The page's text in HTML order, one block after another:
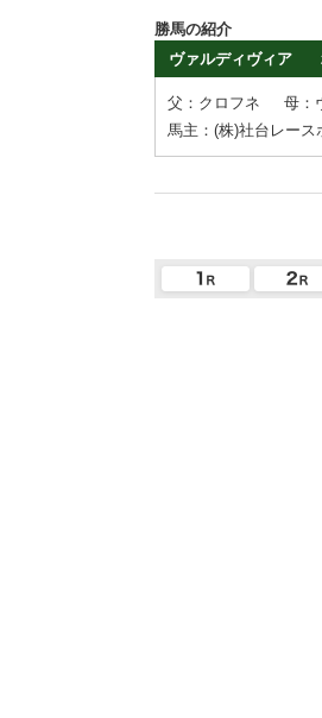
勝馬の紹介
ヴァルディヴィア
父：クロフネ
母：
馬主：(株)社台レース